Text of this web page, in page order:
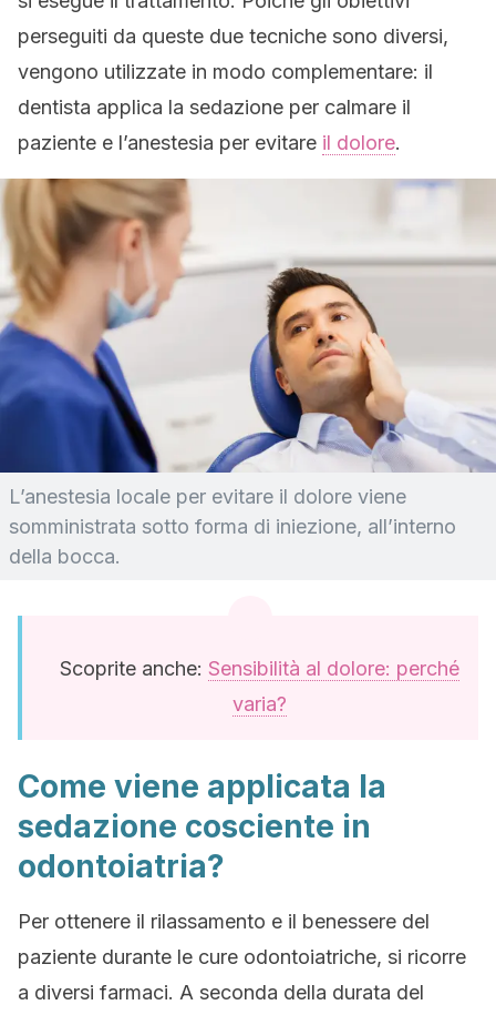
perseguiti da queste due tecniche sono diversi,
vengono utilizzate in modo complementare: il
dentista applica la sedazione per calmare il
paziente e l’anestesia per evitare il dolore.
L’anestesia locale per evitare il dolore viene
somministrata sotto forma di iniezione, all’interno
della bocca.
Scoprite anche: Sensibilità al dolore: perché
varia?
Come viene applicata la
sedazione cosciente in
odontoiatria?
Per ottenere il rilassamento e il benessere del
paziente durante le cure odontoiatriche, si ricorre
a diversi farmaci. A seconda della durata del